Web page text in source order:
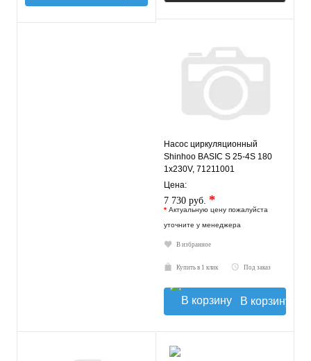
Насос циркуляционный
Shinhoo BASIC S 25-4S 180
1x230V, 71211001
Цена:
7 730 руб. *
* Актуальную цену пожалуйста
уточните у менеджера
В избранное
Купить в 1 клик Под заказ
В корзину